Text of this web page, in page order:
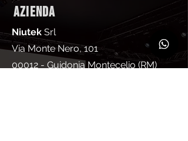
AZIENDA
Niutek Srl
Via Monte Nero, 101
00012 - Guidonia Montecelio (RM)